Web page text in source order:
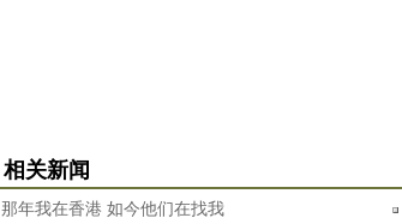
相关新闻
那年我在香港 如今他们在找我